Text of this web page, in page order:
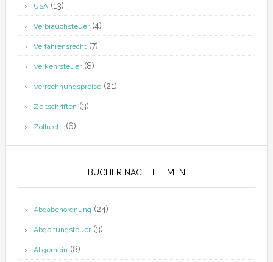
USA(13)
Verbrauchsteuer(4)
Verfahrensrecht(7)
Verkehrsteuer(8)
Verrechnungspreise(21)
Zeitschriften (3)
Zollrecht(6)
BÜCHER NACH THEMEN
Abgabenordnung (24)
Abgeltungsteuer(3)
Allgemein (8)